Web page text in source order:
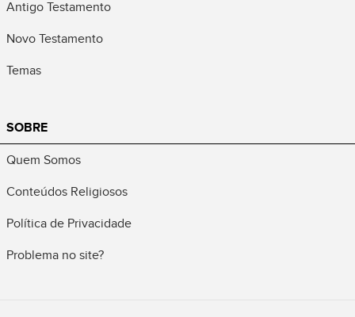
Antigo Testamento
Novo Testamento
Temas
SOBRE
Quem Somos
Conteúdos Religiosos
Política de Privacidade
Problema no site?